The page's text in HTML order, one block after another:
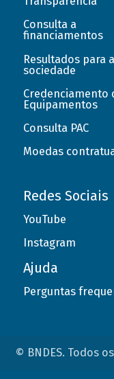
Consulta a
financiamentos
Resultados para a
sociedade
Credenciamento
Equipamentos
Consulta PAC
Moedas
Redes Sociais
YouTube
Instagram
Ajuda
Perguntas
© BNDES. Todos